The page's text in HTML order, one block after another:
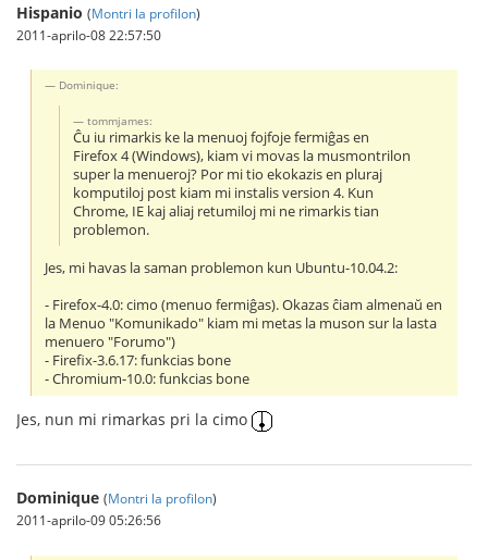
Hispanio (Montri la profilon)
2011-aprilo-08 22:57:50
Dominique:
tommjames:
Ĉu iu rimarkis ke la menuoj fojfoje fermiĝas en
Firefox 4 (Windows), kiam vi movas la musmontrilon
super la menueroj? Por mi tio ekokazis en pluraj
komputiloj post kiam mi instalis version 4. Kun
Chrome, IE kaj aliaj retumiloj mi ne rimarkis tian
problemon.
Jes, mi havas la saman problemon kun Ubuntu-10.04.2:
- Firefox-4.0: cimo (menuo fermiĝas). Okazas ĉiam almenaŭ en
la Menuo "Komunikado" kiam mi metas la muson sur la lasta
menuero "Forumo")
- Firefix-3.6.17: funkcias bone
- Chromium-10.0: funkcias bone
Jes, nun mi rimarkas pri la cimo
Dominique (Montri la profilon)
2011-aprilo-09 05:26:56